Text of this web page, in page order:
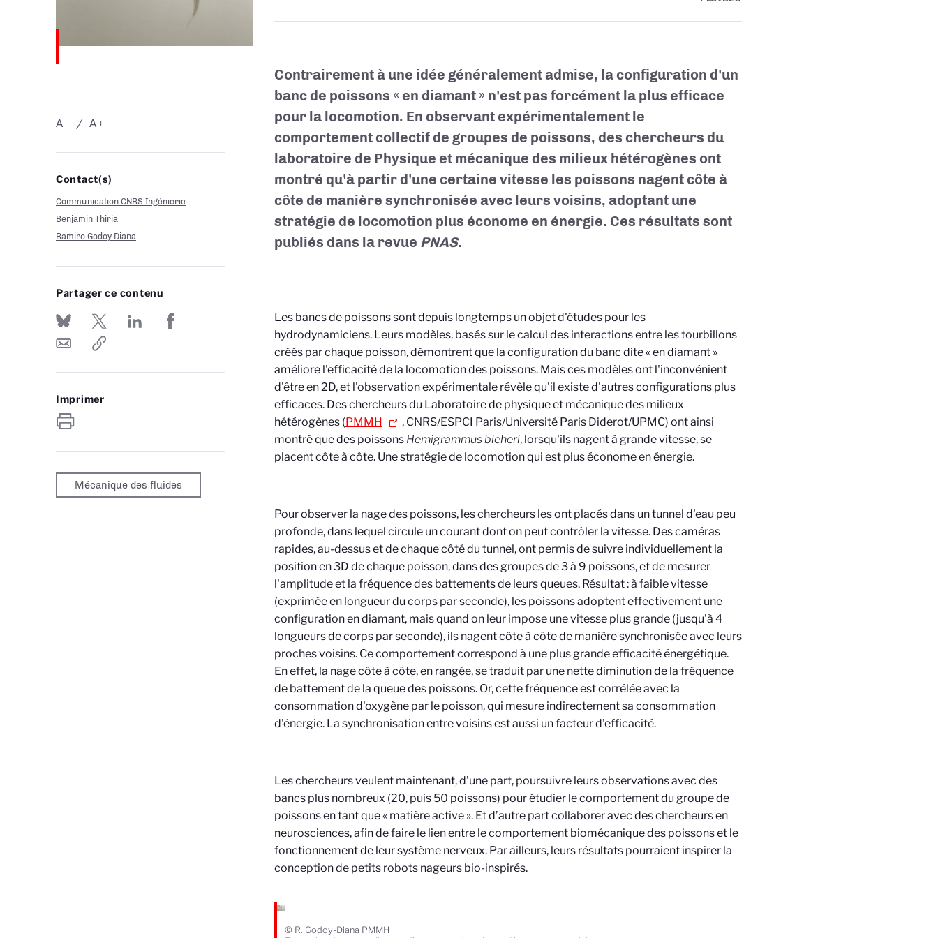
-
A +
A
Contact(s)
Communication CNRS Ingénierie
Benjamin Thiria
Ramiro Godoy Diana
Partager ce contenu
Imprimer
Mécanique des fluides
Contrairement à une idée généralement admise, la configuration d'un
banc de poissons « en diamant » n'est pas forcément la plus efficace
pour la locomotion. En observant expérimentalement le
comportement collectif de groupes de poissons, des chercheurs du
laboratoire de Physique et mécanique des milieux hétérogènes ont
montré qu'à partir d'une certaine vitesse les poissons nagent côte à
côte de manière synchronisée avec leurs voisins, adoptant une
stratégie de locomotion plus économe en énergie. Ces résultats sont
publiés dans la revue PNAS.
Les bancs de poissons sont depuis longtemps un objet d'études pour les
hydrodynamiciens. Leurs modèles, basés sur le calcul des interactions entre les tourbillons
créés par chaque poisson, démontrent que la configuration du banc dite « en diamant »
améliore l'efficacité de la locomotion des poissons. Mais ces modèles ont l'inconvénient
d'être en 2D, et l'observation expérimentale révèle qu'il existe d'autres configurations plus
efficaces. Des chercheurs du Laboratoire de physique et mécanique des milieux
hétérogènes (PMMH
, CNRS/ESPCI Paris/Université Paris Diderot/UPMC) ont ainsi
montré que des poissons Hemigrammus bleheri, lorsqu'ils nagent à grande vitesse, se
placent côte à côte. Une stratégie de locomotion qui est plus économe en énergie.
Pour observer la nage des poissons, les chercheurs les ont placés dans un tunnel d'eau peu
profonde, dans lequel circule un courant dont on peut contrôler la vitesse. Des caméras
rapides, au-dessus et de chaque côté du tunnel, ont permis de suivre individuellement la
position en 3D de chaque poisson, dans des groupes de 3 à 9 poissons, et de mesurer
l'amplitude et la fréquence des battements de leurs queues. Résultat : à faible vitesse
(exprimée en longueur du corps par seconde), les poissons adoptent effectivement une
configuration en diamant, mais quand on leur impose une vitesse plus grande (jusqu'à 4
longueurs de corps par seconde), ils nagent côte à côte de manière synchronisée avec leurs
proches voisins. Ce comportement correspond à une plus grande efficacité énergétique.
En effet, la nage côte à côte, en rangée, se traduit par une nette diminution de la fréquence
de battement de la queue des poissons. Or, cette fréquence est corrélée avec la
consommation d'oxygène par le poisson, qui mesure indirectement sa consommation
d'énergie. La synchronisation entre voisins est aussi un facteur d'efficacité.
Les chercheurs veulent maintenant, d’une part, poursuivre leurs observations avec des
bancs plus nombreux (20, puis 50 poissons) pour étudier le comportement du groupe de
poissons en tant que « matière active ». Et d’autre part collaborer avec des chercheurs en
neurosciences, afin de faire le lien entre le comportement biomécanique des poissons et le
fonctionnement de leur système nerveux. Par ailleurs, leurs résultats pourraient inspirer la
conception de petits robots nageurs bio-inspirés.
© R. Godoy-Diana PMMH